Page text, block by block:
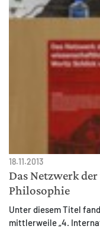
18.11.2013
Das Netzwerk
Philosophie
Unter diesem Titel fand
mittlerweile „4.